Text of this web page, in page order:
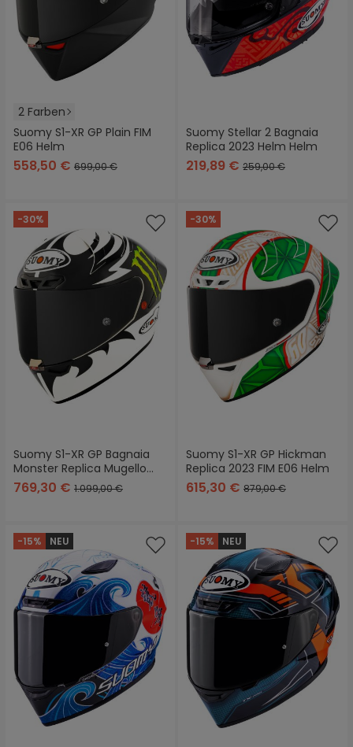
2 Farben
Suomy S1-XR GP Plain FIM
E06 Helm
558,50 € 699,00 €
Suomy Stellar 2 Bagnaia
Replica 2023 Helm Helm
219,89 € 259,00 €
-30%
Suomy S1-XR GP Bagnaia
Monster Replica Mugello
2024 Helm
769,30 € 1.099,00 €
-30%
Suomy S1-XR GP Hickman
Replica 2023 FIM E06 Helm
615,30 € 879,00 €
-15% NEU -15% NEU